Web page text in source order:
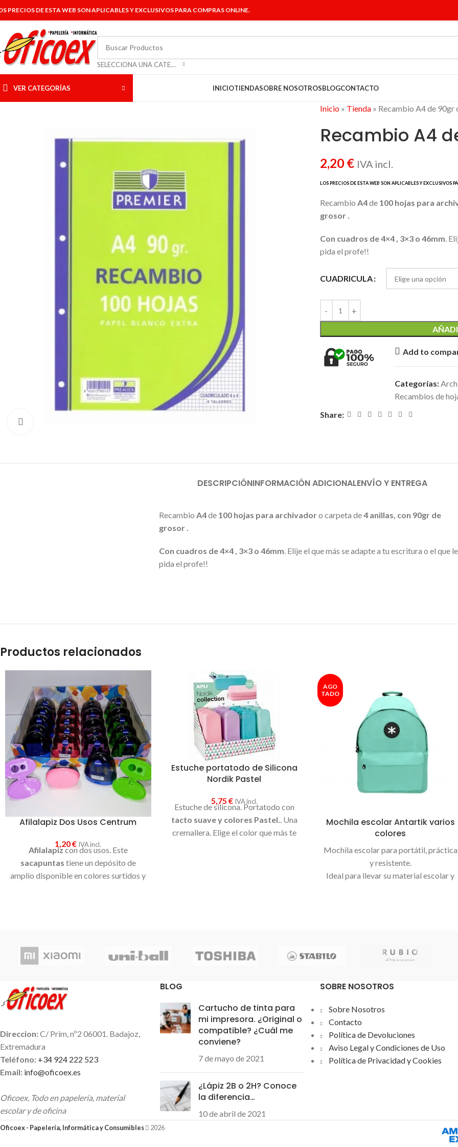
PRECIOS DE ESTA WEB SON APLICABLES Y EXCLUSIVOS PARA COMPRAS ONLINE.
SELECCIONA UNA CATEGORÍA
VER CATEGORÍAS INICIOTIENDASOBRE NOSOTROSBLOGCONTACTO
Inicio» Tienda» Recambio A4 de 90gr
Recambio A4
2,20€ IVA incl.
Recambio A4de100 hojas para
grosor .
Con cuadros de 4×4 , 3×3 o 46mm.
pida el profe!!
CUADRICULA
Add to
Categorías:
Recambios de
Share:
DESCRIPCIÓNINFORMACIÓN ADICIONALENVÍO Y ENTREGA
Recambio A4de 100 hojas para archivadoro carpeta de4 anillas, con 90gr de
grosor .
Con cuadros de 4×4 , 3×3 o 46mm. Elije el que más se adapte a tu escritura o el que le
pida el profe!!
Productos relacionados
Afilalapiz Dos Usos Centrum
1,20€ IVA incl.
Afilalapizcon dos usos. Este
sacapuntas tiene un depósito de
amplio disponible en colores surtidos y
Estuche portatodo de Silicona
Nordik Pastel
5,75 € IVA incl.
Estuche de silicona. Portatodo con
tacto suave y colores Pastel.. Una
cremallera. Elige el color que más te
AGO
TADO
Mochila escolar Antartik varios
colores
Mochila escolar para portátil, práctica
y resistente.
Ideal para llevar su material escolar y
transportar el material escolar y
confort.
Direccion:C/ Prim, nº2 06001. Badajoz,
Extremadura
Teléfono: +34 924 222 523
Email: info@oficoex.es
Oficoex. Todo en papelería, material
escolar y de oficina
BLOG
Cartucho de tinta para
mi impresora. ¿Original o
compatible? ¿Cuál me
conviene?
7 de mayo de 2021
¿Lápiz 2B o 2H? Conoce
la diferencia…
10 de abril de 2021
SOBRE NOSOTROS
Sobre Nosotros
Contacto
Política de Devoluciones
Aviso Legal y Condiciones de Uso
Política de Privacidad y Cookies
Oficoex - Papelería, Informática y Consumibles 2026